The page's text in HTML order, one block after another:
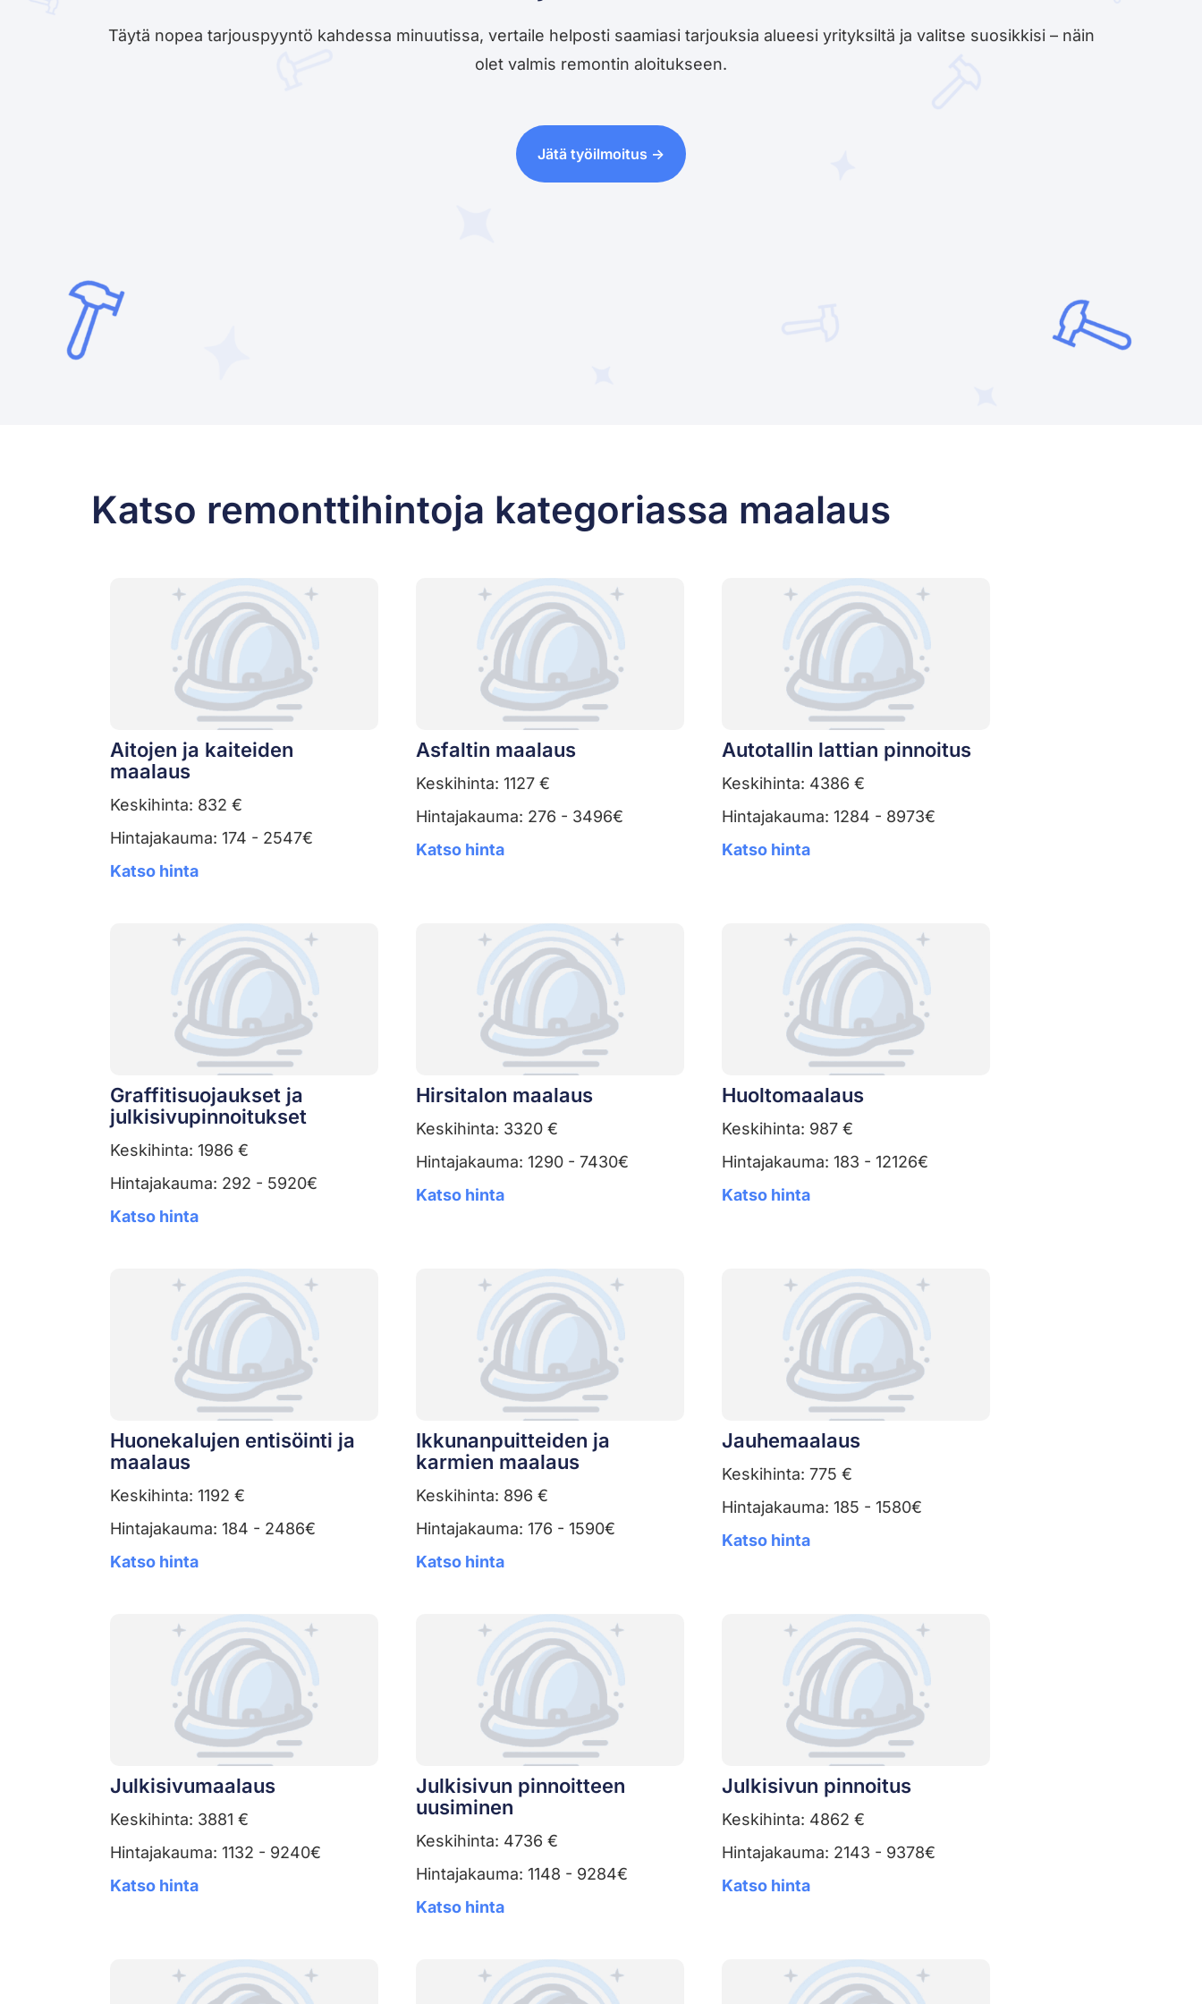
Täytä nopea tarjouspyyntö kahdessa minuutissa, vertaile helposti saamiasi tarjouksia alueesi yrityksiltä ja valitse suosikkisi – näin
olet valmis remontin aloitukseen.
Jätä työilmoitus ->
Katso remonttihintoja kategoriassa maalaus
Aitojen ja kaiteiden
maalaus
Keskihinta: 832 €
Hintajakauma: 174 - 2547€
Katso hinta
Asfaltin maalaus
Keskihinta: 1127 €
Hintajakauma: 276 - 3496€
Katso hinta
Autotallin lattian pinnoitus
Keskihinta: 4386 €
Hintajakauma: 1284 - 8973€
Katso hinta
Graffitisuojaukset ja
julkisivupinnoitukset
Keskihinta: 1986 €
Hintajakauma: 292 - 5920€
Katso hinta
Hirsitalon maalaus
Keskihinta: 3320 €
Hintajakauma: 1290 - 7430€
Katso hinta
Huoltomaalaus
Keskihinta: 987 €
Hintajakauma: 183 - 12126€
Katso hinta
Huonekalujen entisöinti ja
maalaus
Keskihinta: 1192 €
Hintajakauma: 184 - 2486€
Katso hinta
Ikkunanpuitteiden ja
karmien maalaus
Keskihinta: 896 €
Hintajakauma: 176 - 1590€
Katso hinta
Jauhemaalaus
Keskihinta: 775 €
Hintajakauma: 185 - 1580€
Katso hinta
Julkisivumaalaus
Keskihinta: 3881 €
Hintajakauma: 1132 - 9240€
Katso hinta
Julkisivun pinnoitteen
uusiminen
Keskihinta: 4736 €
Hintajakauma: 1148 - 9284€
Katso hinta
Julkisivun pinnoitus
Keskihinta: 4862 €
Hintajakauma: 2143 - 9378€
Katso hinta